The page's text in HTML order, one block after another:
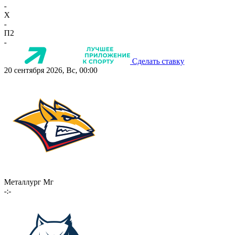
-
X
-
П2
-
Сделать ставку
20 сентября 2026, Вс, 00:00
Металлург Мг
-:-